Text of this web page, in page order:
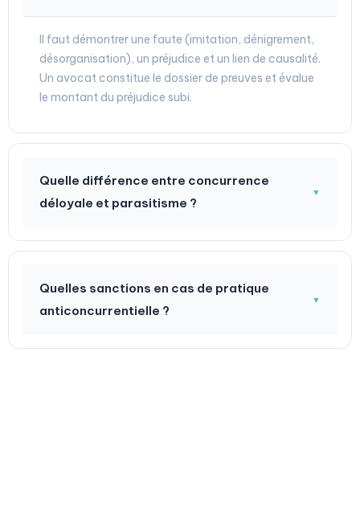
Il faut démontrer une faute (imitation, dénigrement,
désorganisation), un préjudice et un lien de causalité.
Un avocat constitue le dossier de preuves et évalue
le montant du préjudice subi.
Quelle différence entre concurrence
déloyale et parasitisme ?
▼
Quelles sanctions en cas de pratique
anticoncurrentielle ?
▼